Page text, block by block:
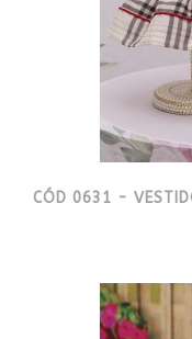
CÓD 0631 -